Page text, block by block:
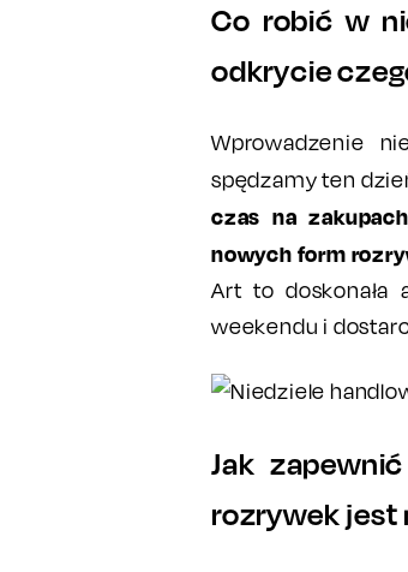
Co robić w
odkrycie
Wprowadzenie
spędzamy ten
czas na
nowych form
Art to doskonała
weekendu i
Jak
rozrywek